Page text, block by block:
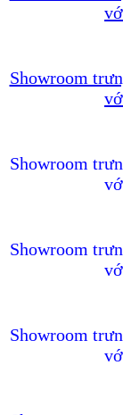
Showroom
Showroom
Showroom
Showroom